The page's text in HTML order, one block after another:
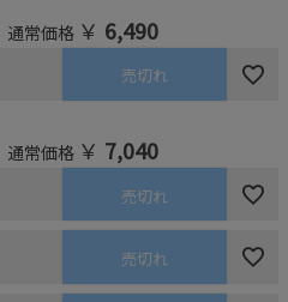
通常価格 ￥ 6,490
売切れ
通常価格 ￥ 7,040
売切れ
売切れ